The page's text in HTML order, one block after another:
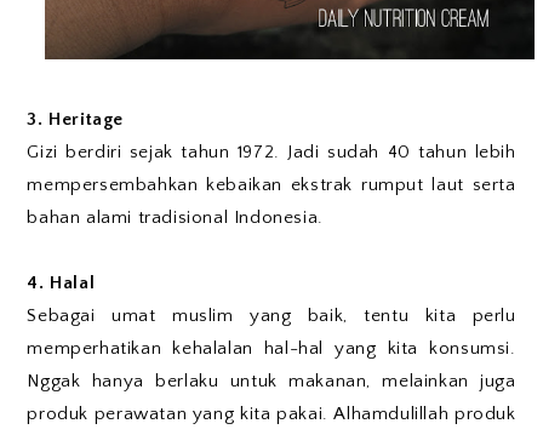
3. Heritage
Gizi berdiri sejak tahun 1972. Jadi sudah 40 tahun lebih
mempersembahkan kebaikan ekstrak rumput laut serta
bahan alami tradisional Indonesia.
4. Halal
Sebagai umat muslim yang baik, tentu kita perlu
memperhatikan kehalalan hal-hal yang kita konsumsi.
Nggak hanya berlaku untuk makanan, melainkan juga
produk perawatan yang kita pakai. Alhamdulillah produk